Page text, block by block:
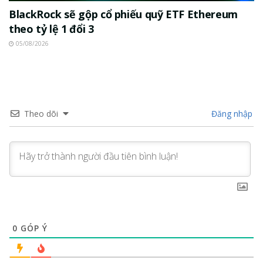
BlackRock sẽ gộp cổ phiếu quỹ ETF Ethereum
theo tỷ lệ 1 đổi 3
05/08/2026
Theo dõi Đăng nhập
0 GÓP Ý